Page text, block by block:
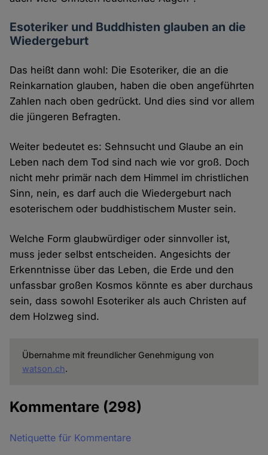
Esoteriker und Buddhisten glauben an die
Wiedergeburt
Das heißt dann wohl: Die Esoteriker, die an die
Reinkarnation glauben, haben die oben angeführten
Zahlen nach oben gedrückt. Und dies sind vor allem
die jüngeren Befragten.
Weiter bedeutet es: Sehnsucht und Glaube an ein
Leben nach dem Tod sind nach wie vor groß. Doch
nicht mehr primär nach dem Himmel im christlichen
Sinn, nein, es darf auch die Wiedergeburt nach
esoterischem oder buddhistischem Muster sein.
Welche Form glaubwürdiger oder sinnvoller ist,
muss jeder selbst entscheiden. Angesichts der
Erkenntnisse über das Leben, die Erde und den
unfassbar großen Kosmos könnte es aber durchaus
sein, dass sowohl Esoteriker als auch Christen auf
dem Holzweg sind.
Übernahme mit freundlicher Genehmigung von
watson.ch.
Kommentare (298)
Netiquette für Kommentare